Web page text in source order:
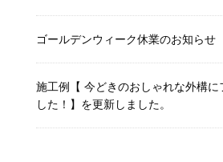
ゴールデンウィーク休業のお知らせ
施工例【 今どきのおしゃれな外構に
した！】を更新しました。